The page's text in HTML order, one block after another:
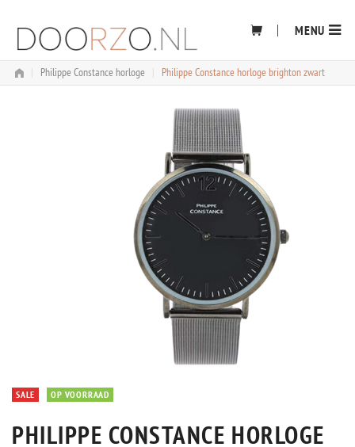
content
MENU
Philippe Constance horloge Philippe Constance horloge brighton zwart
SALE OP VOORRAAD
PHILIPPE CONSTANCE HORLOGE